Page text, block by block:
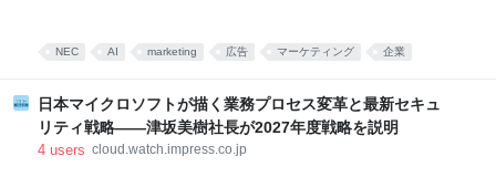
NEC AI marketing 広告 マーケティング 企業
日本マイクロソフトが描く業務プロセス変革と最新セキュ
リティ戦略――津坂美樹社長が2027年度戦略を説明
4 users cloud.watch.impress.co.jp